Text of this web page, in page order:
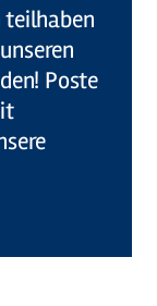
teilhaben
Poste